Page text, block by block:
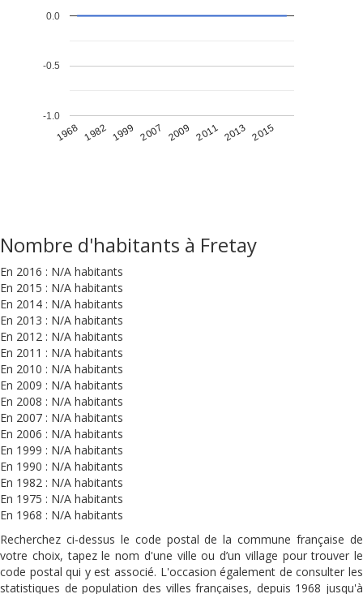
1968 1982 1999 2007 2009 2011 2013 2015
-1.0
-0.5
0.0
Nombre d'habitants à Fretay
En 2016 : N/A habitants
En 2015 : N/A habitants
En 2014 : N/A habitants
En 2013 : N/A habitants
En 2012 : N/A habitants
En 2011 : N/A habitants
En 2010 : N/A habitants
En 2009 : N/A habitants
En 2008 : N/A habitants
En 2007 : N/A habitants
En 2006 : N/A habitants
En 1999 : N/A habitants
En 1990 : N/A habitants
En 1982 : N/A habitants
En 1975 : N/A habitants
En 1968 : N/A habitants
Recherchez ci-dessus le code postal de la commune française de
votre choix, tapez le nom d'une ville ou d’un village pour trouver le
code postal qui y est associé. L'occasion également de consulter les
statistiques de population des villes françaises, depuis 1968 jusqu'à